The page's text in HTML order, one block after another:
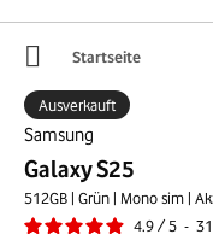
Startseite
Samsung
Galaxy S25
512GB | Grün | Mono sim |
4.9/5 - 31
Ausverkauft